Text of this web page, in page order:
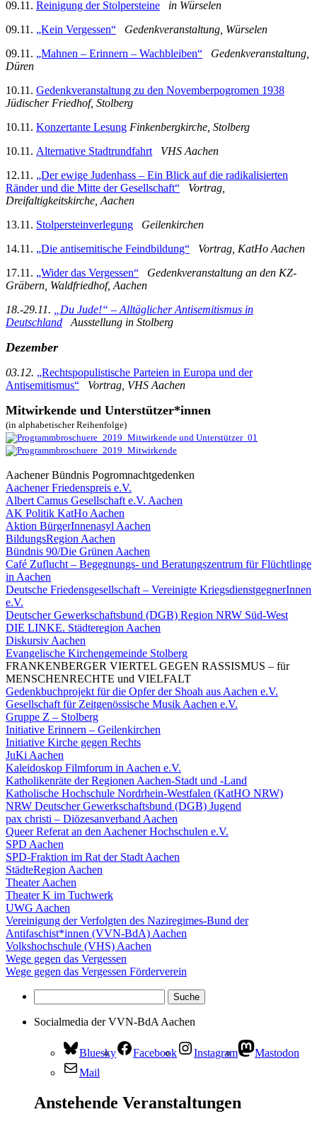
09.11. Reinigung der Stolpersteine
in Würselen
09.11. „Kein Vergessen“
Gedenkveranstaltung, Würselen
09.11. „Mahnen – Erinnern – Wachbleiben“
Gedenkveranstaltung,
Düren
10.11. Gedenkveranstaltung zu den Novemberpogromen 1938
Jüdischer Friedhof, Stolberg
10.11. Konzertante Lesung Finkenbergkirche, Stolberg
10.11. Alternative Stadtrundfahrt
VHS Aachen
12.11. „Der ewige Judenhass – Ein Blick auf die radikalisierten
Ränder und die Mitte der Gesellschaft“
Vortrag,
Dreifaltigkeitskirche, Aachen
13.11. Stolpersteinverlegung
Geilenkirchen
14.11. „Die antisemitische Feindbildung“
Vortrag, KatHo Aachen
17.11. „Wider das Vergessen“ Gedenkveranstaltung an den KZ-
Gräbern, Waldfriedhof, Aachen
18.-29.11.
„Du Jude!“ – Alltäglicher Antisemitismus in
Deutschland Ausstellung in Stolberg
Dezember
03.12. „Rechtspopulistische Parteien in Europa und der
Antisemitismus“ Vortrag, VHS Aachen
Mitwirkende und Unterstützer*innen
(in alphabetischer Reihenfolge)
Aachener Bündnis Pogromnachtgedenken
Aachener Friedenspreis e.V.
Albert Camus Gesellschaft e.V. Aachen
AK Politik KatHo Aachen
Aktion BürgerInnenasyl Aachen
BildungsRegion Aachen
Bündnis 90/Die Grünen Aachen
Café Zuflucht – Begegnungs- und Beratungszentrum für Flüchtlinge
in Aachen
Deutsche Friedensgesellschaft – Vereinigte KriegsdienstgegnerInnen
e.V.
Deutscher Gewerkschaftsbund (DGB) Region NRW Süd-West
DIE LINKE. Städteregion Aachen
Diskursiv Aachen
Evangelische Kirchengemeinde Stolberg
FRANKENBERGER VIERTEL GEGEN RASSISMUS – für
MENSCHENRECHTE und VIELFALT
Gedenkbuchprojekt für die Opfer der Shoah aus Aachen e.V.
Gesellschaft für Zeitgenössische Musik Aachen e.V.
Gruppe Z – Stolberg
Initiative Erinnern – Geilenkirchen
Initiative Kirche gegen Rechts
JuKi Aachen
Kaleidoskop Filmforum in Aachen e.V.
Katholikenräte der Regionen Aachen-Stadt und -Land
Katholische Hochschule Nordrhein-Westfalen (KatHO NRW)
NRW Deutscher Gewerkschaftsbund (DGB) Jugend
pax christi – Diözesanverband Aachen
Queer Referat an den Aachener Hochschulen e.V.
SPD Aachen
SPD-Fraktion im Rat der Stadt Aachen
StädteRegion Aachen
Theater Aachen
Theater K im Tuchwerk
UWG Aachen
Vereinigung der Verfolgten des Naziregimes-Bund der
Antifaschist*innen (VVN-BdA) Aachen
Volkshochschule (VHS) Aachen
Wege gegen das Vergessen
Wege gegen das Vergessen Förderverein
Socialmedia der VVN-BdA Aachen
Bluesky Facebook Instagram
Mastodon
Mail
Anstehende Veranstaltungen